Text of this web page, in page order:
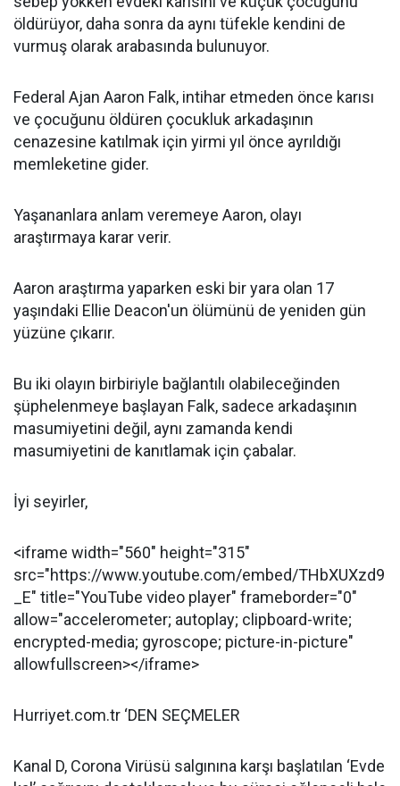
öldürüyor, daha sonra da aynı tüfekle kendini de
vurmuş olarak arabasında bulunuyor.
Federal Ajan Aaron Falk, intihar etmeden önce karısı
ve çocuğunu öldüren çocukluk arkadaşının
cenazesine katılmak için yirmi yıl önce ayrıldığı
memleketine gider.
Yaşananlara anlam veremeye Aaron, olayı
araştırmaya karar verir.
Aaron araştırma yaparken eski bir yara olan 17
yaşındaki Ellie Deacon'un ölümünü de yeniden gün
yüzüne çıkarır.
Bu iki olayın birbiriyle bağlantılı olabileceğinden
şüphelenmeye başlayan Falk, sadece arkadaşının
masumiyetini değil, aynı zamanda kendi
masumiyetini de kanıtlamak için çabalar.
İyi seyirler,
<iframe width="560" height="315"
src="https://www.youtube.com/embed/THbXUXzd9
_E" title="YouTube video player" frameborder="0"
allow="accelerometer; autoplay; clipboard-write;
encrypted-media; gyroscope; picture-in-picture"
allowfullscreen></iframe>
Hurriyet.com.tr ‘DEN SEÇMELER
Kanal D, Corona Virüsü salgınına karşı başlatılan ‘Evde